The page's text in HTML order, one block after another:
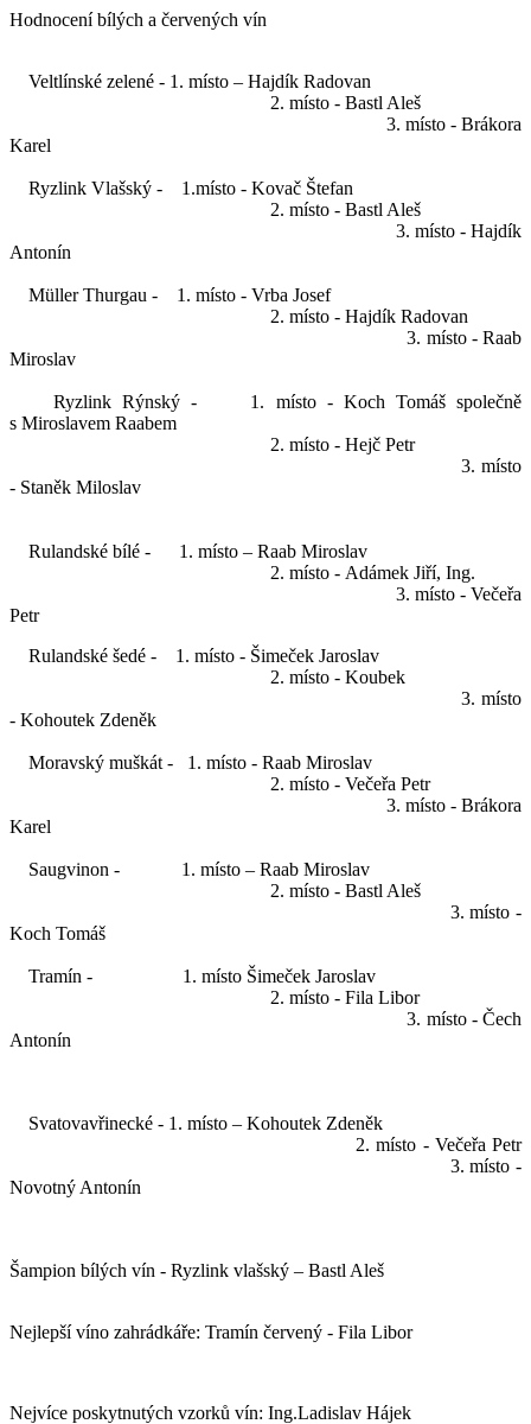
Hodnocení bílých a červených vín
Veltlínské zelené - 1. místo – Hajdík Radovan
2. místo - Bastl Aleš
3. místo - Brákora
Karel
Ryzlink Vlašský - 1.místo - Kovač Štefan
2. místo - Bastl Aleš
3. místo - Hajdík
Antonín
Müller Thurgau - 1. místo - Vrba Josef
2. místo - Hajdík Radovan
3. místo - Raab
Miroslav
Ryzlink Rýnský - 1. místo - Koch Tomáš společně
s Miroslavem Raabem
2. místo - Hejč Petr
3. místo
- Staněk Miloslav
Rulandské bílé - 1. místo – Raab Miroslav
2. místo - Adámek Jiří, Ing.
3. místo - Večeřa
Petr
Rulandské šedé - 1. místo - Šimeček Jaroslav
2. místo - Koubek
3. místo
- Kohoutek Zdeněk
Moravský muškát - 1. místo - Raab Miroslav
2. místo - Večeřa Petr
3. místo - Brákora
Karel
Saugvinon - 1. místo – Raab Miroslav
2. místo - Bastl Aleš
3. místo -
Koch Tomáš
Tramín - 1. místo Šimeček Jaroslav
2. místo - Fila Libor
3. místo - Čech
Antonín
Svatovavřinecké - 1. místo – Kohoutek Zdeněk
2. místo - Večeřa Petr
3. místo -
Novotný Antonín
Šampion bílých vín - Ryzlink vlašský – Bastl Aleš
Nejlepší víno zahrádkáře: Tramín červený - Fila Libor
Nejvíce poskytnutých vzorků vín: Ing.Ladislav Hájek